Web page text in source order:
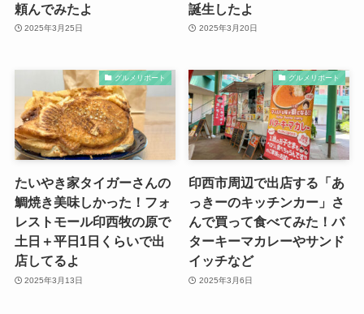
頼んでみたよ
2025年3月25日
誕生したよ
2025年3月20日
グルメリポート
たいやき家タイガーさんの
鯛焼き美味しかった！フォ
レストモール印西牧の原で
土日＋平日1日くらいで出
店してるよ
2025年3月13日
グルメリポート
印西市周辺で出店する「あ
っきーのキッチンカー」さ
んで買って食べてみた！バ
ターキーマカレーやサンド
イッチなど
2025年3月6日